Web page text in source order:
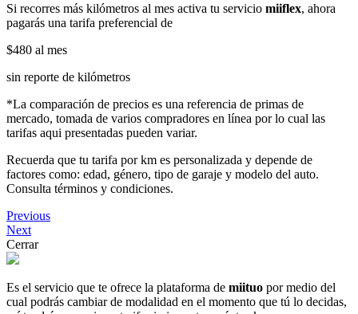
Si recorres más kilómetros al mes activa tu servicio miiflex, ahora
pagarás una tarifa preferencial de
$480 al mes
sin reporte de kilómetros
*La comparación de precios es una referencia de primas de
mercado, tomada de varios compradores en línea por lo cual las
tarifas aqui presentadas pueden variar.
Recuerda que tu tarifa por km es personalizada y depende de
factores como: edad, género, tipo de garaje y modelo del auto.
Consulta términos y condiciones.
Previous
Next
Cerrar
Es el servicio que te ofrece la plataforma de miituo por medio del
cual podrás cambiar de modalidad en el momento que tú lo decidas,